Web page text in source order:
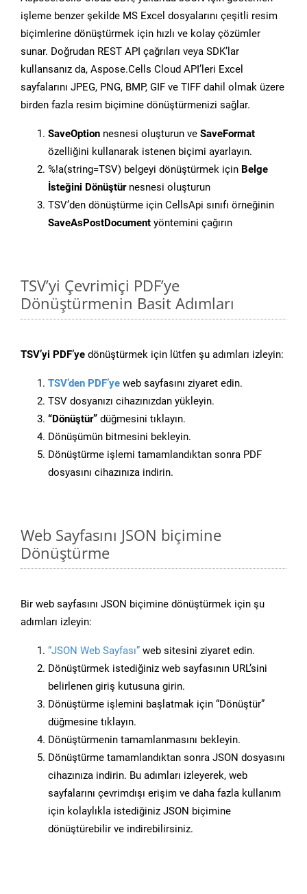
işleme benzer şekilde MS Excel dosyalarını çeşitli resim
biçimlerine dönüştürmek için hızlı ve kolay çözümler
sunar. Doğrudan REST API çağrıları veya SDK’lar
kullansanız da, Aspose.Cells Cloud API’leri Excel
sayfalarını JPEG, PNG, BMP, GIF ve TIFF dahil olmak üzere
birden fazla resim biçimine dönüştürmenizi sağlar.
SaveOption nesnesi oluşturun ve SaveFormat
özelliğini kullanarak istenen biçimi ayarlayın.
%!a(string=TSV) belgeyi dönüştürmek için Belge
İsteğini Dönüştürnesnesi oluşturun
TSV’den dönüştürme için CellsApi sınıfı örneğinin
SaveAsPostDocument yöntemini çağırın
TSV’yi Çevrimiçi PDF’ye
Dönüştürmenin Basit Adımları
TSV’yi PDF’ye dönüştürmek için lütfen şu adımları izleyin:
TSV’den PDF’ye web sayfasını ziyaret edin.
TSV dosyanızı cihazınızdan yükleyin.
“Dönüştür” düğmesini tıklayın.
Dönüşümün bitmesini bekleyin.
Dönüştürme işlemi tamamlandıktan sonra PDF
dosyasını cihazınıza indirin.
Web Sayfasını JSON biçimine
Dönüştürme
Bir web sayfasını JSON biçimine dönüştürmek için şu
adımları izleyin:
“JSON Web Sayfası” web sitesini ziyaret edin.
Dönüştürmek istediğiniz web sayfasının URL’sini
belirlenen giriş kutusuna girin.
Dönüştürme işlemini başlatmak için “Dönüştür”
düğmesine tıklayın.
Dönüştürmenin tamamlanmasını bekleyin.
Dönüştürme tamamlandıktan sonra JSON dosyasını
cihazınıza indirin. Bu adımları izleyerek, web
sayfalarını çevrimdışı erişim ve daha fazla kullanım
için kolaylıkla istediğiniz JSON biçimine
dönüştürebilir ve indirebilirsiniz.